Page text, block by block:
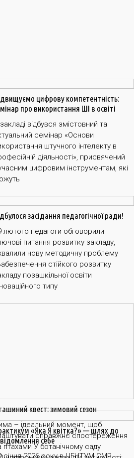
цифрову компетентність:
про використання ШІ в освіті
відбувся змістовний та
семінар «Основи
штучного інтелекту в
діяльності», присвячений
цифровим інструментам, які
засідання педагогічної ради!
лютого педагоги обговорили
питання розвитку закладу,
нову методичну проблему
стійкого розвитку
позашкільної освіти
типу
квест: зимовий сезон
– ідеальний момент, щоб
справжнє спостереження
птахами У ботанічному саду
«Яка Я квітка?» — шлях до
себе
січня 2026 року в ЦЕНТУМ СМР